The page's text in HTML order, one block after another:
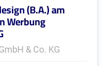
(B.A.) am
Werbung
& Co. KG